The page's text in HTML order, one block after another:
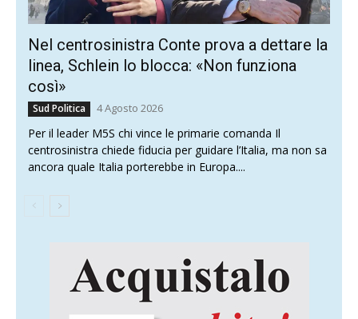
Nel centrosinistra Conte prova a dettare la
linea, Schlein lo blocca: «Non funziona
così»
Sud Politica 4 Agosto 2026
Per il leader M5S chi vince le primarie comanda Il
centrosinistra chiede fiducia per guidare l’Italia, ma non sa
ancora quale Italia porterebbe in Europa....